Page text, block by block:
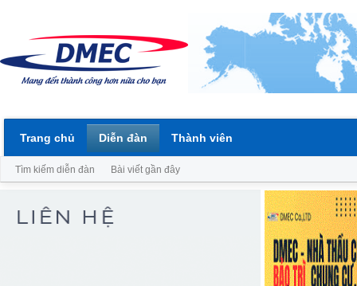
Trang chủ Diễn đàn
Tìm kiếm diễn đàn Bài viết gần đây
Thành viên